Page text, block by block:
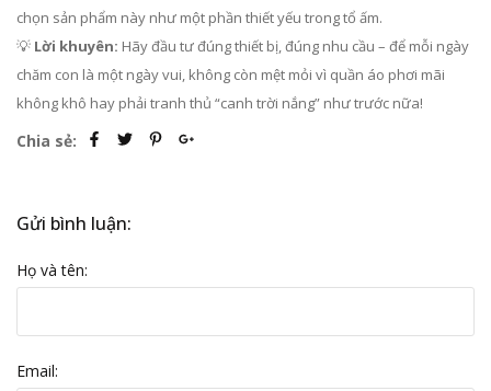
chọn sản phẩm này như một phần thiết yếu trong tổ ấm.
💡 Lời khuyên: Hãy đầu tư đúng thiết bị, đúng nhu cầu – để mỗi ngày
chăm con là một ngày vui, không còn mệt mỏi vì quần áo phơi mãi
không khô hay phải tranh thủ “canh trời nắng” như trước nữa!
Chia sẻ:
Gửi bình luận:
Họ và tên:
Email: